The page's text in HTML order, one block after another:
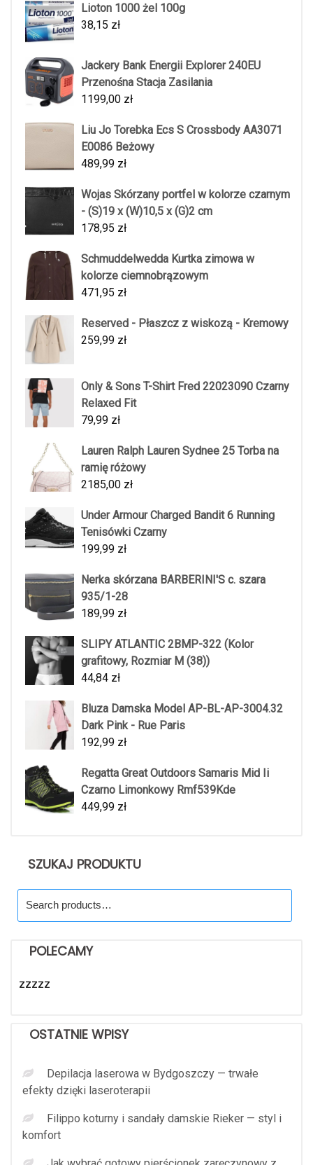
Lioton 1000 żel 100g
38,15 zł
Jackery Bank Energii Explorer 240EU
Przenośna Stacja Zasilania
1199,00 zł
Liu Jo Torebka Ecs S Crossbody AA3071
E0086 Beżowy
489,99 zł
Wojas Skórzany portfel w kolorze czarnym
- (S)19 x (W)10,5 x (G)2 cm
178,95 zł
Schmuddelwedda Kurtka zimowa w
kolorze ciemnobrązowym
471,95 zł
Reserved - Płaszcz z wiskozą - Kremowy
259,99 zł
Only & Sons T-Shirt Fred 22023090 Czarny
Relaxed Fit
79,99 zł
Lauren Ralph Lauren Sydnee 25 Torba na
ramię różowy
2185,00 zł
Under Armour Charged Bandit 6 Running
Tenisówki Czarny
199,99 zł
Nerka skórzana BARBERINI'S c. szara
935/1-28
189,99 zł
SLIPY ATLANTIC 2BMP-322 (Kolor
grafitowy, Rozmiar M (38))
44,84 zł
Bluza Damska Model AP-BL-AP-3004.32
Dark Pink - Rue Paris
192,99 zł
Regatta Great Outdoors Samaris Mid Ii
Czarno Limonkowy Rmf539Kde
449,99 zł
SZUKAJ PRODUKTU
for:
POLECAMY
zzzzz
OSTATNIE WPISY
Depilacja laserowa w Bydgoszczy — trwałe
efekty dzięki laseroterapii
Filippo koturny i sandały damskie Rieker — styl i
komfort